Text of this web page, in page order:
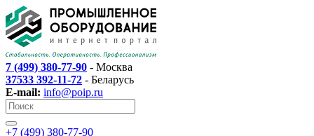
7 (499) 380-77-90 - Москва
37533 392-11-72 - Беларусь
E-mail: info@poip.ru
+7 (499) 380-77-90